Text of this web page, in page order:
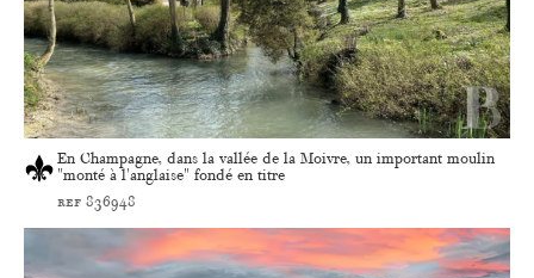
En Champagne, dans la vallée de la Moivre, un important moulin
"monté à l'anglaise" fondé en titre
ref 836948